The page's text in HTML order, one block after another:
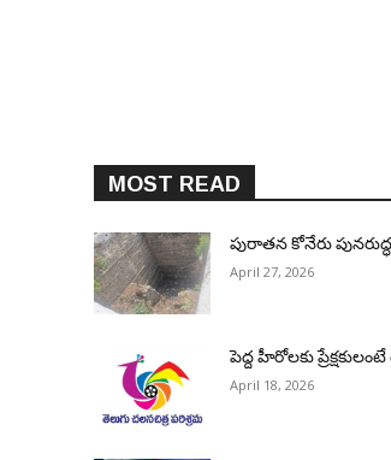
MOST READ
పురాత‌న కోనేరు
April 27, 2026
పెద్ద హీరోల‌కు
April 18, 2026